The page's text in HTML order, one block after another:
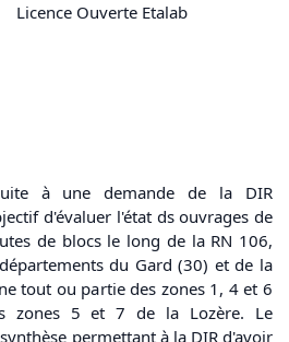
Licence Ouverte Etalab
à une demande de la DIR
d'évaluer l'état ds ouvrages de
de blocs le long de la RN 106,
du Gard (30) et de la
tout ou partie des zones 1, 4 et 6
zones 5 et 7 de la Lozère. Le
permettant à la DIR d'avoir